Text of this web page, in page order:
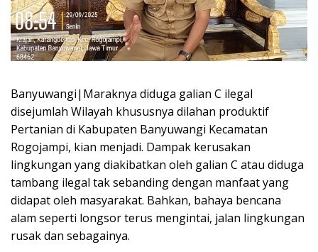
Banyuwangi|Maraknya diduga galian C ilegal
disejumlah Wilayah khususnya dilahan produktif
Pertanian di Kabupaten Banyuwangi Kecamatan
Rogojampi, kian menjadi. Dampak kerusakan
lingkungan yang diakibatkan oleh galian C atau diduga
tambang ilegal tak sebanding dengan manfaat yang
didapat oleh masyarakat. Bahkan, bahaya bencana
alam seperti longsor terus mengintai, jalan lingkungan
rusak dan sebagainya.